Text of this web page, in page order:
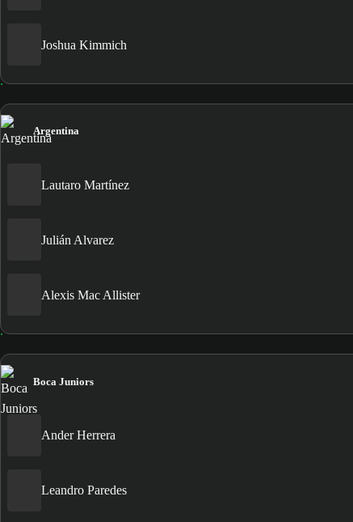
Joshua Kimmich
Argentina
Lautaro Martínez
Julián Alvarez
Alexis Mac Allister
Boca Juniors
Ander Herrera
Leandro Paredes